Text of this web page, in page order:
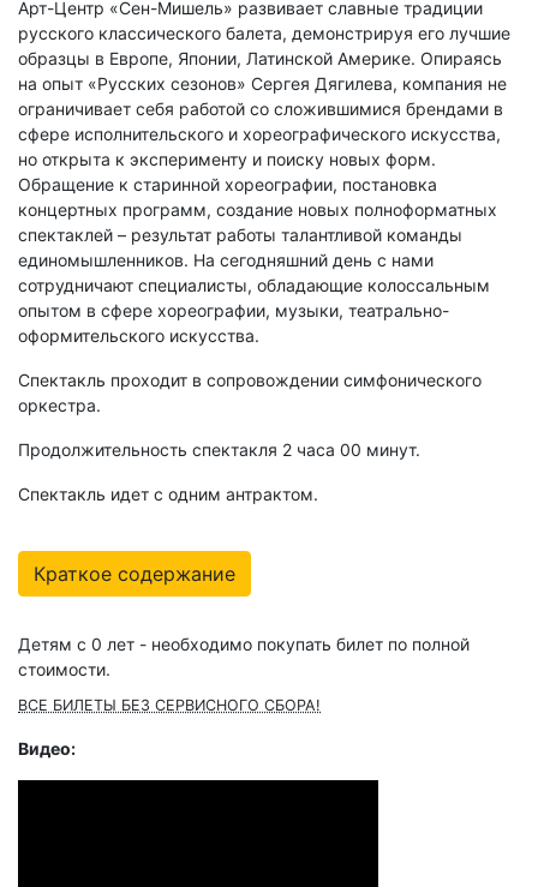
Арт-Центр «Сен-Мишель» развивает славные традиции
русского классического балета, демонстрируя его лучшие
образцы в Европе, Японии, Латинской Америке. Опираясь
на опыт «Русских сезонов» Сергея Дягилева, компания не
ограничивает себя работой со сложившимися брендами в
сфере исполнительского и хореографического искусства,
но открыта к эксперименту и поиску новых форм.
Обращение к старинной хореографии, постановка
концертных программ, создание новых полноформатных
спектаклей – результат работы талантливой команды
единомышленников. На сегодняшний день с нами
сотрудничают специалисты, обладающие колоссальным
опытом в сфере хореографии, музыки, театрально-
оформительского искусства.
Спектакль проходит в сопровождении симфонического
оркестра.
Продолжительность спектакля 2 часа 00 минут.
Спектакль идет с одним антрактом.
Краткое содержание
Детям с 0 лет - необходимо покупать билет по полной
стоимости.
ВСЕ БИЛЕТЫ БЕЗ СЕРВИСНОГО СБОРА!
Видео: